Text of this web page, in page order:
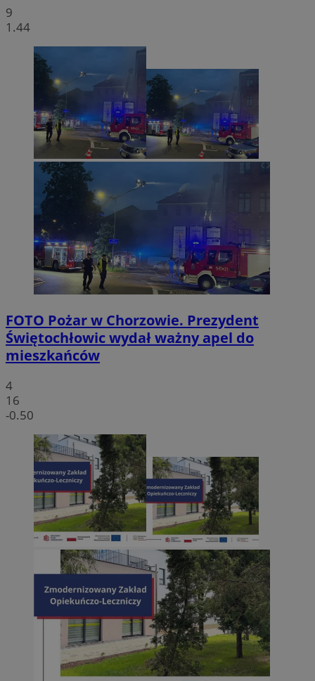
9
1.44
FOTO Pożar w Chorzowie. Prezydent
Świętochłowic wydał ważny apel do
mieszkańców
4
16
-0.50